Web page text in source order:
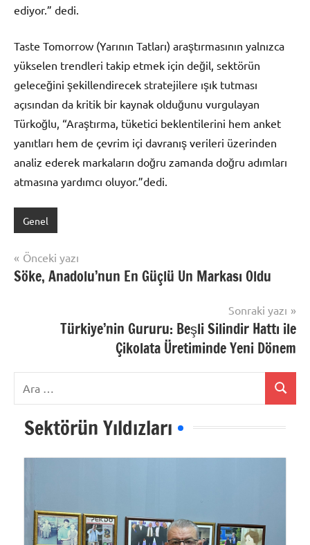
ediyor.” dedi.
Taste Tomorrow (Yarının Tatları) araştırmasının yalnızca
yükselen trendleri takip etmek için değil, sektörün
geleceğini şekillendirecek stratejilere ışık tutması
açısından da kritik bir kaynak olduğunu vurgulayan
Türkoğlu, “Araştırma, tüketici beklentilerini hem anket
yanıtları hem de çevrim içi davranış verileri üzerinden
analiz ederek markaların doğru zamanda doğru adımları
atmasına yardımcı oluyor.”dedi.
Genel
Yazı
gezinmesi
Önceki yazı
Söke, Anadolu’nun En Güçlü Un Markası Oldu
Sonraki yazı
Türkiye’nin Gururu: Beşli Silindir Hattı ile
Çikolata Üretiminde Yeni Dönem
Ara
Sektörün Yıldızları